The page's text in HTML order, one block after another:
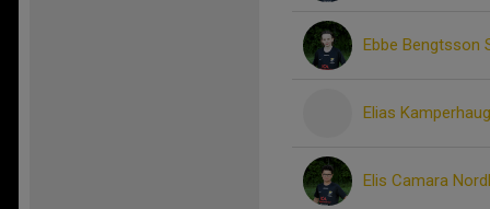
Ebbe Bengtsson
Elias Kamperhaug
Elis Camara